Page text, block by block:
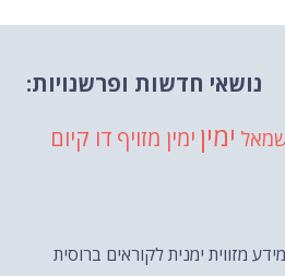
נושאי חדשות ופרשנויות:
ימין ימין מזויף דו קיום
מזווית ימנית לקוראים ברוסית